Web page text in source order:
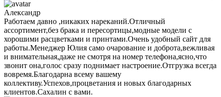
Александр
Работаем давно ,никаких нареканий.Отличный
ассортимент,без брака и пересортицы,модные модели с
хорошими расцветками и принтами.Очень удобный сайт для
работы.Менеджер Юлия само очарование и доброта,вежливая
и внимательная,даже не смотря на номер телефона,ясно,что
звонит она,голос сразу поднимает настроение.Отгрузка всегда
вовремя.Благодарна всему вашему
коллективу.Успехов,процветания и новых благодарных
клиентов.Сахалин с вами.